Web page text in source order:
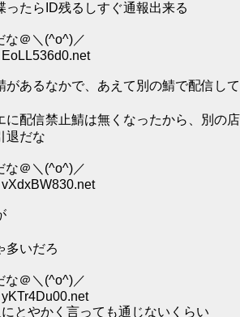
ったらID残るしすぐ通報出来る
な＠＼(^o^)／
があるなかで、あえて別の鯖で配信して
に配信禁止鯖は無くなったから、別の店
退だな
な＠＼(^o^)／
多いだろ
な＠＼(^o^)／
とやかく言っても通じないくらい